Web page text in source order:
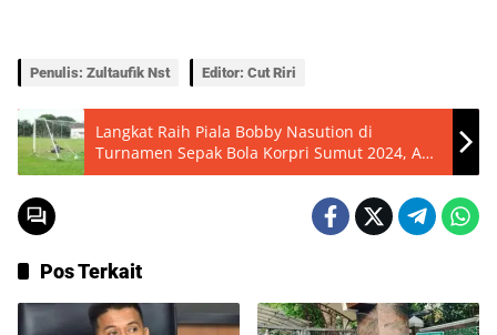
Penulis: Zultaufik Nst Editor: Cut Riri
Langkat Raih Piala Bobby Nasution di
Turnamen Sepak Bola Korpri Sumut 2024, Adu
Penalti Menegangkan!
Pos Terkait